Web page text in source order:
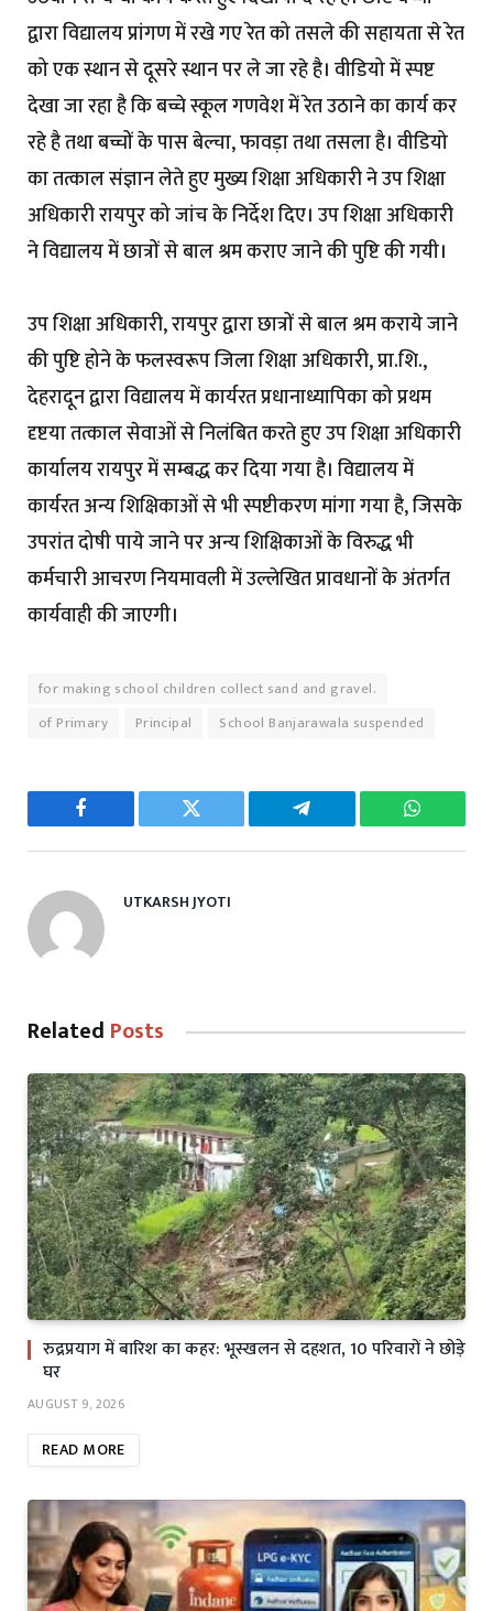
द्वारा विद्यालय प्रांगण में रखे गए रेत को तसले की सहायता से रेत
को एक स्थान से दूसरे स्थान पर ले जा रहे है। वीडियो में स्पष्ट
देखा जा रहा है कि बच्चे स्कूल गणवेश में रेत उठाने का कार्य कर
रहे है तथा बच्चों के पास बेल्चा, फावड़ा तथा तसला है। वीडियो
का तत्काल संज्ञान लेते हुए मुख्य शिक्षा अधिकारी ने उप शिक्षा
अधिकारी रायपुर को जांच के निर्देश दिए। उप शिक्षा अधिकारी
ने विद्यालय में छात्रों से बाल श्रम कराए जाने की पुष्टि की गयी।
उप शिक्षा अधिकारी, रायपुर द्वारा छात्रों से बाल श्रम कराये जाने
की पुष्टि होने के फलस्वरूप जिला शिक्षा अधिकारी, प्रा.शि.,
देहरादून द्वारा विद्यालय में कार्यरत प्रधानाध्यापिका को प्रथम
दृष्टया तत्काल सेवाओं से निलंबित करते हुए उप शिक्षा अधिकारी
कार्यालय रायपुर में सम्बद्ध कर दिया गया है। विद्यालय में
कार्यरत अन्य शिक्षिकाओं से भी स्पष्टीकरण मांगा गया है, जिसके
उपरांत दोषी पाये जाने पर अन्य शिक्षिकाओं के विरुद्ध भी
कर्मचारी आचरण नियमावली में उल्लेखित प्रावधानों के अंतर्गत
कार्यवाही की जाएगी।
for making school children collect sand and gravel.
of Primary
Principal School Banjarawala suspended
Facebook Twitter Telegram
UTKARSH JYOTI
Related Posts
रुद्रप्रयाग में बारिश का कहर: भूस्खलन से दहशत, 10 परिवारों ने छोड़े
घर
AUGUST 9, 2026
READ MORE